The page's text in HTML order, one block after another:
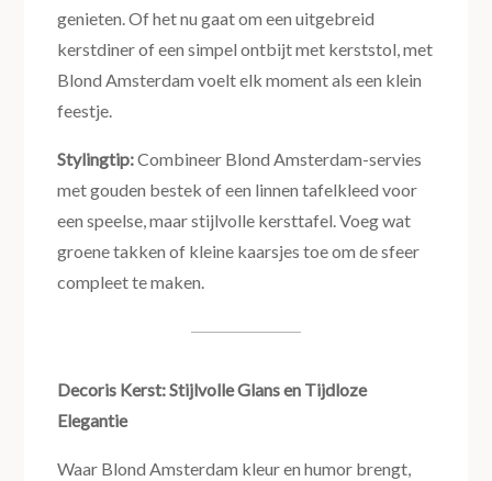
genieten. Of het nu gaat om een uitgebreid
kerstdiner of een simpel ontbijt met kerststol, met
Blond Amsterdam voelt elk moment als een klein
feestje.
Stylingtip:Combineer Blond Amsterdam-servies
met gouden bestek of een linnen tafelkleed voor
een speelse, maar stijlvolle kersttafel. Voeg wat
groene takken of kleine kaarsjes toe om de sfeer
compleet te maken.
Decoris Kerst: Stijlvolle Glans en Tijdloze
Elegantie
Waar Blond Amsterdam kleur en humor brengt,